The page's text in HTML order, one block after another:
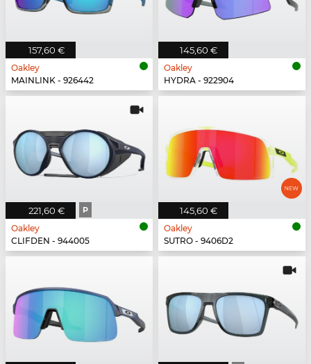
157,60 €
Oakley
MAINLINK - 926442
145,60 €
Oakley
HYDRA - 922904
221,60 € P
Oakley
CLIFDEN - 944005
145,60 €
Oakley
SUTRO - 9406D2